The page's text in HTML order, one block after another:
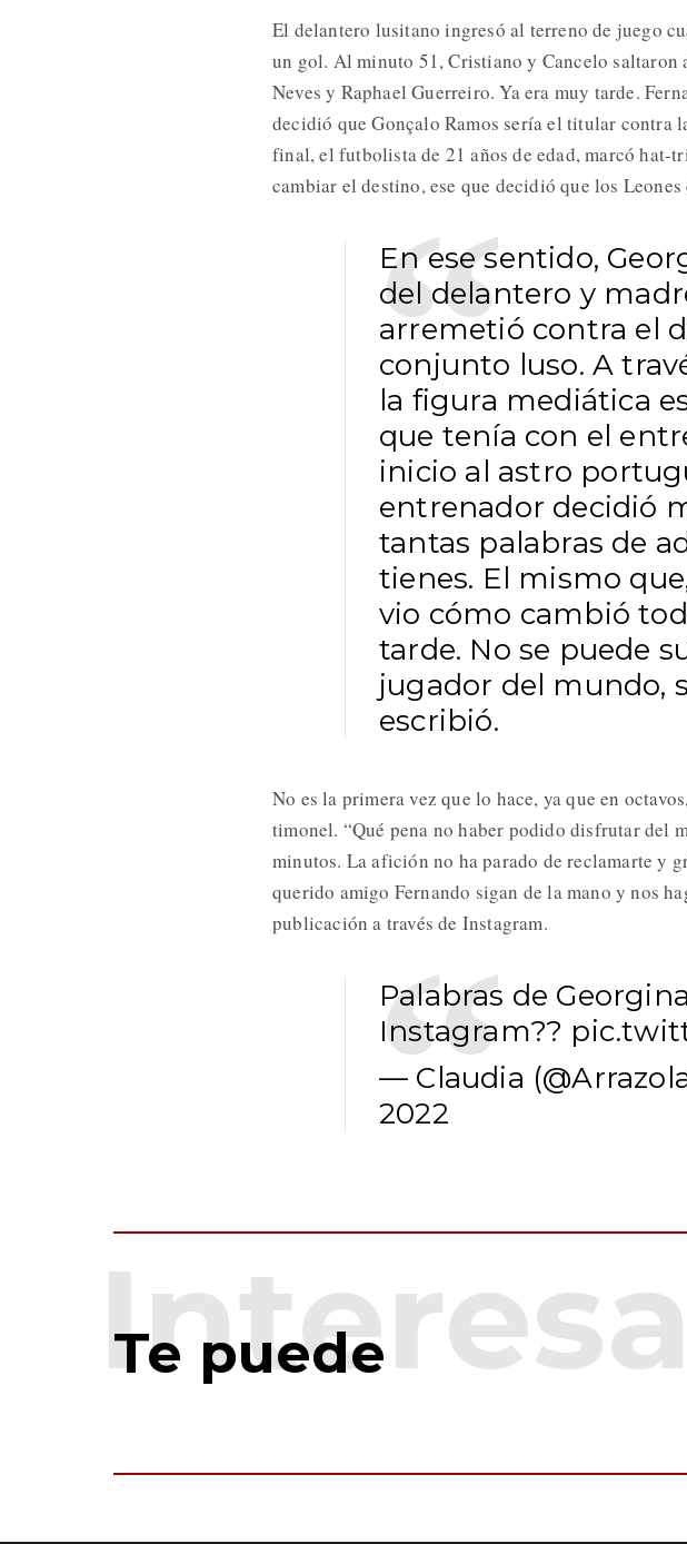
El delantero lusitano ingresó al terreno de juego
un gol. Al minuto 51, Cristiano y Cancelo saltaron
Neves y Raphael Guerreiro. Ya era muy tarde.
decidió que Gonçalo Ramos sería el titular contra
final, el futbolista de 21 años de edad, marcó hat-
cambiar el destino, ese que decidió que los
En ese sentido,
del delantero y
arremetió contra el
conjunto luso. A
la figura mediática
que tenía con el
inicio al astro
entrenador decidió
tantas palabras de
tienes. El mismo
vio cómo cambió
tarde. No se puede
jugador del mundo,
escribió.
No es la primera vez que lo hace, ya que en
timonel. “Qué pena no haber podido disfrutar del
minutos. La afición no ha parado de reclamarte y
querido amigo Fernando sigan de la mano y nos
publicación a través de Instagram.
Palabras de
Instagram??
— Claudia
2022
Te puede